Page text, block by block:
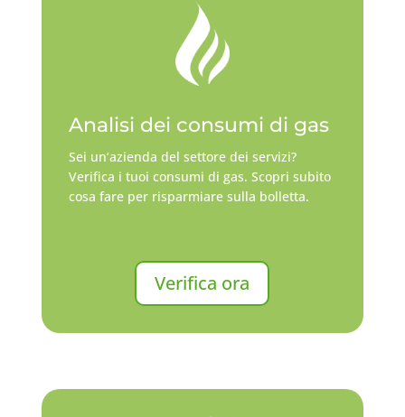
Analisi dei consumi di gas
Sei un’azienda del settore dei servizi?
Verifica i tuoi consumi di gas. Scopri subito
cosa fare per risparmiare sulla bolletta.
Verifica ora